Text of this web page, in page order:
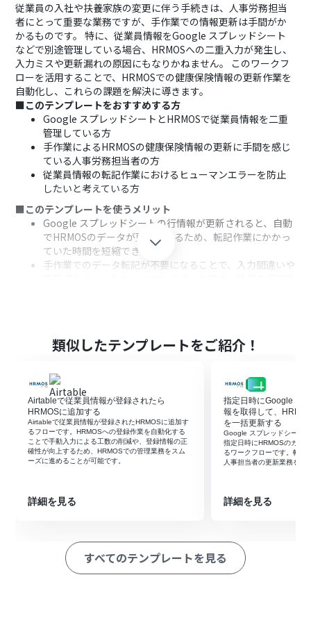
従業員の入社や扶養家族の変更に伴う手続きは、人事労務担当
者にとって重要な業務ですが、手作業での情報更新は手間がか
かるものです。 特に、従業員情報をGoogle スプレッドシート
などで別途管理している場合、HRMOSへの二重入力が発生し、
入力ミスや更新漏れの原因にもなりかねません。 このワークフ
ローを活用することで、HRMOSでの健康保険情報の更新作業を
自動化し、これらの課題を解決に導きます。
■このテンプレートをおすすめする方
Google スプレッドシートとHRMOSで従業員情報を二重
管理している方
手作業によるHRMOSの健康保険情報の更新に手間を感じ
ている人事労務担当者の方
従業員情報の転記作業におけるヒューマンエラーを防止
したいと考えている方
■このテンプレートを使うメリット
Google スプレッドシートの行情報が更新されると、自動
でHRMOSのデータが更新されるため、転記作業にかかっ
ていた時間を短縮できます。
手作業でのデータ転記が不要になることで、入力間違いや
連携します。
次に、トリガーでGoogle スプレッドシートを選択し、
最後に、オペレーションでHRMOSを選択し、「社員の健
康保険情報を更新」のアクションを設定し、トリガーで取
得した情報を紐付けます。
※「トリガー」：フロー起動のきっかけとなるアクション、「オ
ペレーション」：トリガー起動後、フロー内で処理を行うアク
ション
としたいスプレッドシートIDやシートIDを任意で設定し
Google スプレッドシートの値を引用し、更新したい項目
に自由に設定が可能です。
類似したテンプレートをご紹介！
Airtableで従業員情報が登録されたら
HRMOSに追加する
Airtableで従業員情報が登録されたHRMOSに追加す
るフローです。HRMOSへの登録作業を自動化する
ことで手動入力による工数の削減や、登録情報の正
確性が向上するため、HRMOSでの管理業務をスム
ーズに進めることが可能です。
詳細を見る
指定日時にGoogle ス
報を取得して、
を一括更新する
Google スプレッドシート
指定日時にHRMOSのカス
るワークフローです。転記
人事担当者の更新業務を効
詳細を見る
すべてのテンプレートを見る